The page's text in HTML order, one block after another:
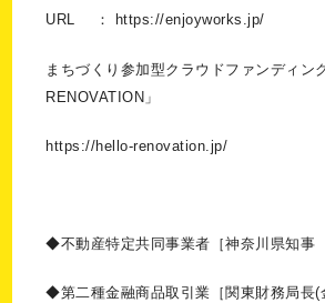
URL ： https://enjoyworks.jp/
まちづくり参加型クラウドファンディン
RENOVATION」
https://hello-renovation.jp/
◆不動産特定共同事業者［神奈川県知事
◆第二種金融商品取引業［関東財務局長(